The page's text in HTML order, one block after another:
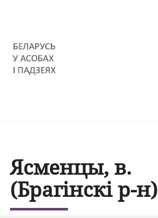
Ясменцы, в.
(Брагінскі р-н)